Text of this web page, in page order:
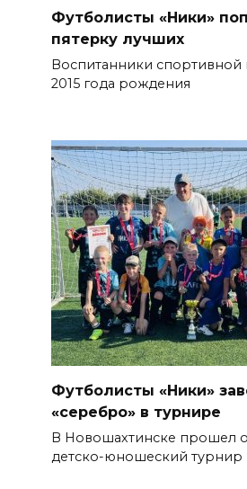
Футболисты «Ники»
пятерку лучших
Воспитанники спортивной
2015 года рождения
Футболисты «Ники»
«серебро» в турнире
В Новошахтинске прошел
детско-юношеский турнир